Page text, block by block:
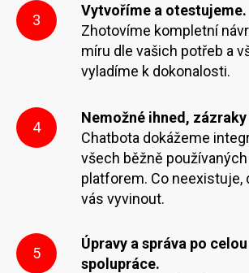
3
Vytvoříme a otestujeme.
Zhotovíme kompletní
míru dle vašich potřeb a
vyladíme k dokonalosti.
4
Nemožné ihned,
Chatbota dokážeme
všech běžně
platforem. Co neexistuje,
vás vyvinout.
5
Úpravy a správa po
spolupráce.